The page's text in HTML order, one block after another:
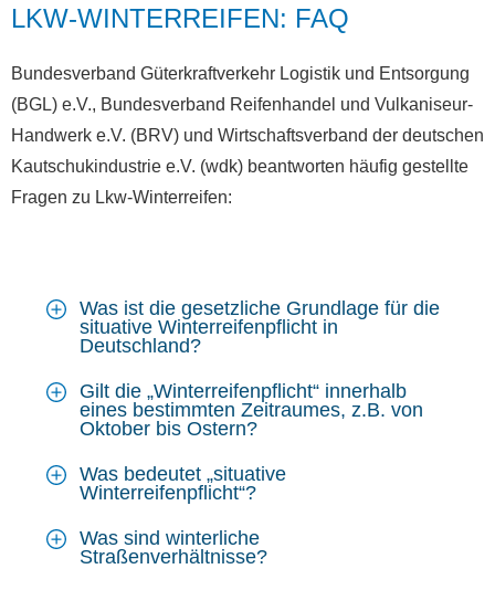
LKW-WINTERREIFEN: FAQ
Bundesverband Güterkraftverkehr Logistik und Entsorgung
(BGL) e.V., Bundesverband Reifenhandel und Vulkaniseur-
Handwerk e.V. (BRV) und Wirtschaftsverband der deutschen
Kautschukindustrie e.V. (wdk) beantworten häufig gestellte
Fragen zu Lkw-Winterreifen:
Was ist die gesetzliche Grundlage für die
situative Winterreifenpflicht in
Deutschland?
Gilt die „Winterreifenpflicht“ innerhalb
eines bestimmten Zeitraumes, z.B. von
Oktober bis Ostern?
Was bedeutet „situative
Winterreifenpflicht“?
Was sind winterliche
Straßenverhältnisse?